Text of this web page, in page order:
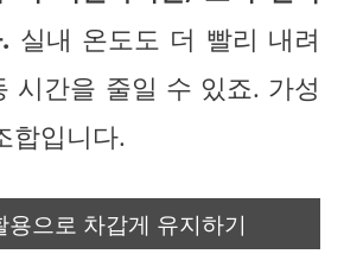
실내 온도도 더 빨리 내려
시간을 줄일 수 있죠. 가성
합입니다.
용으로 차갑게 유지하기